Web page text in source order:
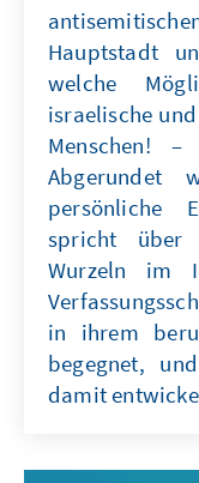
Hauptstadt
welche
israelische
Menschen!
Abgerundet
persönliche
spricht
Wurzeln im
in ihrem
begegnet,
damit